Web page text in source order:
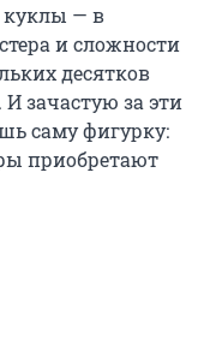
куклы — в
и сложности
десятков
зачастую за эти
саму фигурку:
приобретают